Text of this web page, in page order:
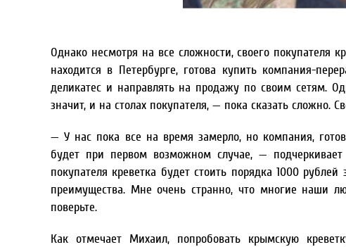
Однако несмотря на все сложности, своего покупателя
находится в Петербурге, готова купить компания-
деликатес и направлять на продажу по своим сетям.
значит, и на столах покупателя, — пока сказать сложно.
— У нас пока все на время замерло, но компания,
будет при первом возможном случае, —
покупателя креветка будет стоить порядка 1000
преимущества. Мне очень странно, что многие наши
поверьте.
Как отмечает Михаил, попробовать крымскую